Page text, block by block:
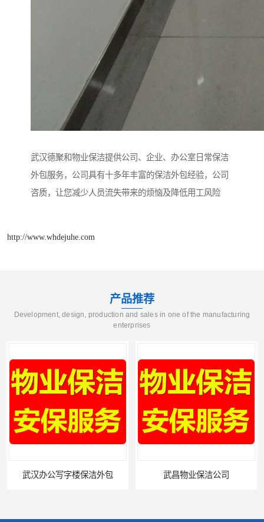
武汉德聚和物业保洁提供公司、企业、办公室日常保洁
外包服务，公司具有十多年丰富的保洁外包经验，公司
咨质，让您减少人员流失带来的烦恼及降低用工风险
http://www.whdejuhe.com
产品推荐
Development, design, production and sales in one of the manufacturing
enterprises
洁外包 武昌物业保洁公司